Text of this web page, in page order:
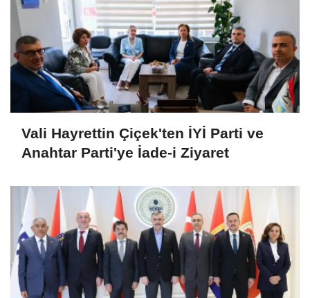
Vali Hayrettin Çiçek'ten İYİ Parti ve
Anahtar Parti'ye İade-i Ziyaret